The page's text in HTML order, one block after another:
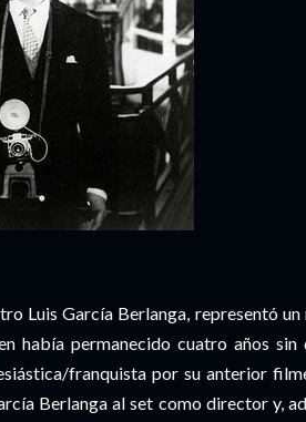
Luis García Berlanga, representó un
había permanecido cuatro años
franquista por su anterior
Berlanga al set como director y,